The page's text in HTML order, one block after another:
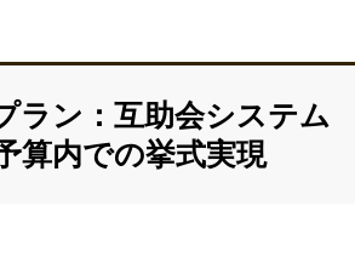
ラン：互助会システム
算内での挙式実現